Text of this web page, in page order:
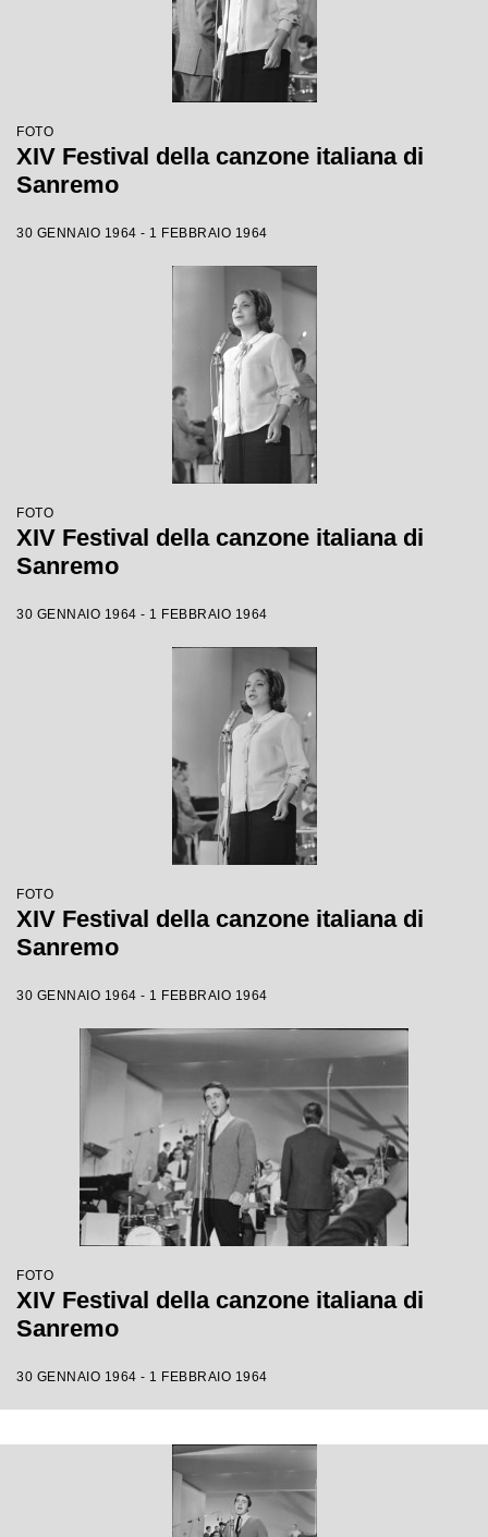
FOTO
XIV Festival della canzone italiana di
Sanremo
30 GENNAIO 1964 - 1 FEBBRAIO 1964
FOTO
XIV Festival della canzone italiana di
Sanremo
30 GENNAIO 1964 - 1 FEBBRAIO 1964
FOTO
XIV Festival della canzone italiana di
Sanremo
30 GENNAIO 1964 - 1 FEBBRAIO 1964
FOTO
XIV Festival della canzone italiana di
Sanremo
30 GENNAIO 1964 - 1 FEBBRAIO 1964